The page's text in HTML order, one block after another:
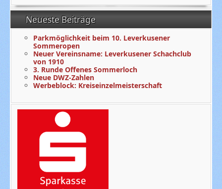
Neueste Beiträge
Parkmöglichkeit beim 10. Leverkusener
Sommeropen
Neuer Vereinsname: Leverkusener Schachclub
von 1910
3. Runde Offenes Sommerloch
Neue DWZ-Zahlen
Werbeblock: Kreiseinzelmeisterschaft